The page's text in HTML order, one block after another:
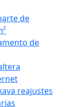
de
de
reajustes